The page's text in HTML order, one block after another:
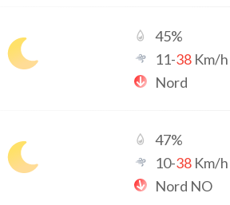
45%
11-38 Km/h
Nord
47%
10-38 Km/h
Nord NO